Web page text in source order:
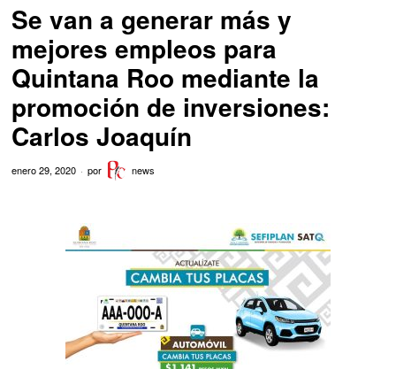
Se van a generar más y
mejores empleos para
Quintana Roo mediante la
promoción de inversiones:
Carlos Joaquín
enero 29, 2020 por news